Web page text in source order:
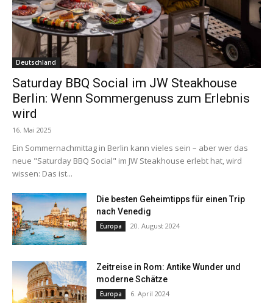
Deutschland
Saturday BBQ Social im JW Steakhouse
Berlin: Wenn Sommergenuss zum Erlebnis
wird
16. Mai 2025
Ein Sommernachmittag in Berlin kann vieles sein – aber wer das
neue "Saturday BBQ Social" im JW Steakhouse erlebt hat, wird
wissen: Das ist...
Die besten Geheimtipps für einen Trip
nach Venedig
Europa 20. August 2024
Zeitreise in Rom: Antike Wunder und
moderne Schätze
Europa 6. April 2024